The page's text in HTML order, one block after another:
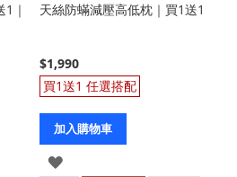
｜
天絲防蟎減壓高低枕｜買1送1
$1,990
買1送1 任選搭配
加入購物車
登